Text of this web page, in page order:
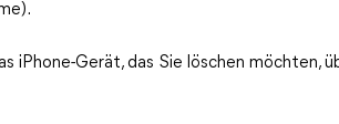
iPhone-Gerät, das Sie löschen möchten,